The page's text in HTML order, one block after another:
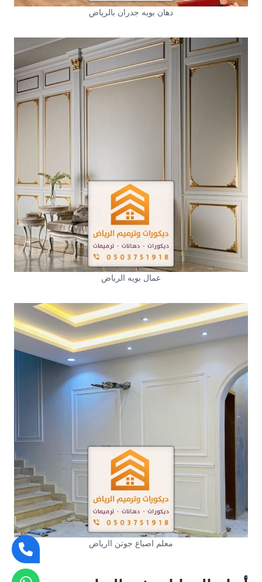
دهان بويه جدران بالرياض
عمال بويه الرياض
معلم اصباغ جوتن اارياض